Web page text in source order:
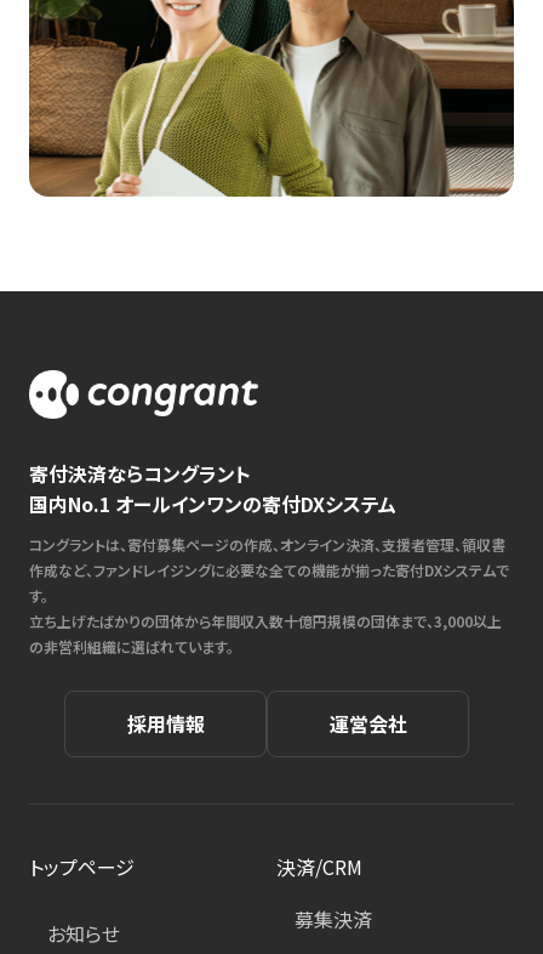
寄付決済ならコングラント
国内No.1 オールインワンの寄付DXシステム
コングラントは、寄付募集ページの作成、オンライン決済、支援者管理、領収書
作成など、ファンドレイジングに必要な全ての機能が揃った寄付DXシステムで
す。
立ち上げたばかりの団体から年間収入数十億円規模の団体まで、3,000以上
の非営利組織に選ばれています。
採用情報 運営会社
トップページ
お知らせ
決済/CRM
募集決済